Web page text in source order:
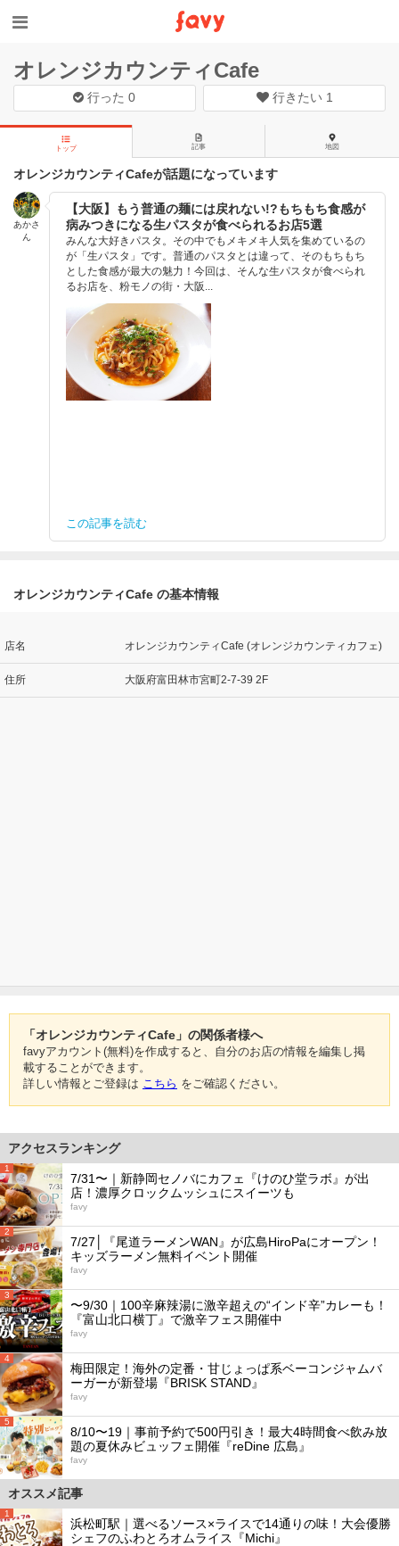
オレンジカウンティCafe
行った0 行きたい 1
トップ 記事 地図
オレンジカウンティCafeが話題になっています
あかさ
ん
【大阪】もう普通の麺には戻れない!?もちもち食感が
病みつきになる生パスタが食べられるお店5選
みんな大好きパスタ。その中でもメキメキ人気を集めているの
が「生パスタ」です。普通のパスタとは違って、そのもちもち
とした食感が最大の魅力！今回は、そんな生パスタが食べられ
るお店を、粉モノの街・大阪...
この記事を読む
オレンジカウンティCafe の基本情報
店名 オレンジカウンティCafe (オレンジカウンティカフェ)
住所 大阪府富田林市宮町2-7-39 2F
「オレンジカウンティCafe」の関係者様へ
favyアカウント(無料)を作成すると、自分のお店の情報を編集し掲
載することができます。
詳しい情報とご登録は こちら をご確認ください。
アクセスランキング
1
7/31〜｜新静岡セノバにカフェ『けのひ堂ラボ』が出
店！濃厚クロックムッシュにスイーツも
favy
2
7/27│『尾道ラーメンWAN』が広島HiroPaにオープン！
キッズラーメン無料イベント開催
favy
3
〜9/30｜100辛麻辣湯に激辛超えの“インド辛”カレーも！
『富山北口横丁』で激辛フェス開催中
favy
4
梅田限定！海外の定番・甘じょっぱ系ベーコンジャムバ
ーガーが新登場『BRISK STAND』
favy
5
8/10〜19｜事前予約で500円引き！最大4時間食べ飲み放
題の夏休みビュッフェ開催『reDine 広島』
favy
オススメ記事
1
浜松町駅｜選べるソース×ライスで14通りの味！大会優勝
シェフのふわとろオムライス『Michi』